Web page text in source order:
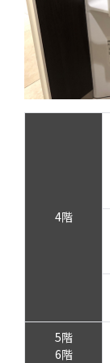
4階
5階
6階